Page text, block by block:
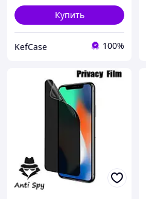
Купить
KefCase 100%